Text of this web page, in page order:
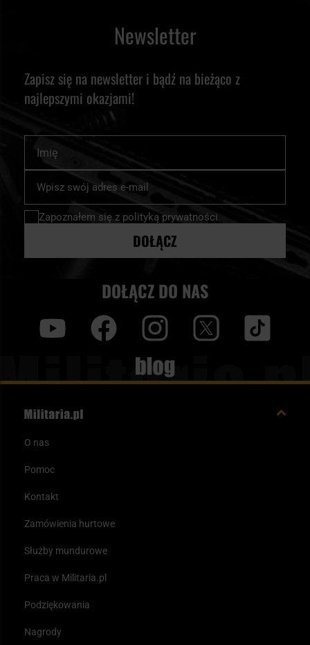
Newsletter
Zapisz się na newsletter i bądź na bieżąco z
najlepszymi okazjami!
nasz
newsletter:
Zapoznałem się z polityką prywatności
DOŁĄCZ
DOŁĄCZ DO NAS
Blog
O nas
Pomoc
Kontakt
Zamówienia hurtowe
Służby mundurowe
Praca w Militaria.pl
Podziękowania
Nagrody